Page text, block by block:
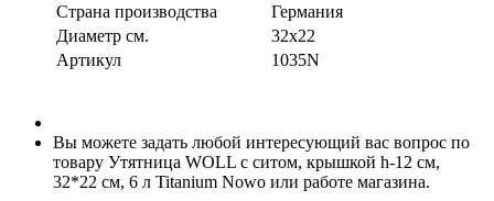
Страна производства
Германия
Диаметр см.
32х22
Артикул
1035N
Вы можете задать любой интересующий вас вопрос по
товару Утятница WOLL с ситом, крышкой h-12 см,
32*22 см, 6 л Titanium Nowo или работе магазина.